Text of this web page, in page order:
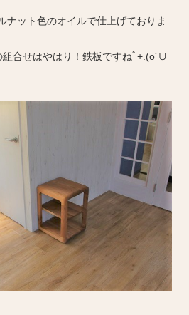
ナット色のオイルで仕上げておりま
合せはやはり！鉄板ですねﾟ+.(o´∪